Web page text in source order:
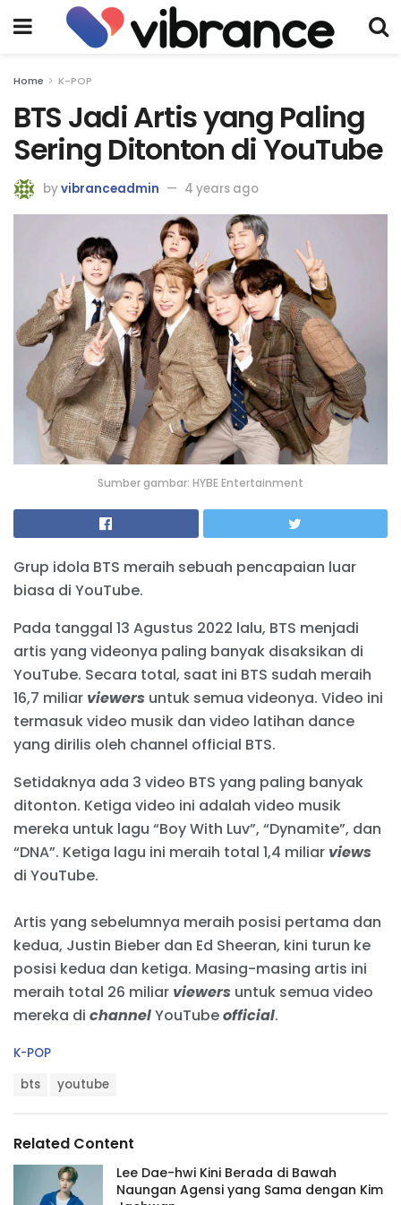
Home K-POP
BTS Jadi Artis yang Paling
Sering Ditonton di YouTube
byvibranceadmin 4 years ago
Sumber gambar: HYBE Entertainment
Grup idola BTS meraih sebuah pencapaian luar
biasa di YouTube.
Pada tanggal 13 Agustus 2022 lalu, BTS menjadi
artis yang videonya paling banyak disaksikan di
YouTube. Secara total, saat ini BTS sudah meraih
16,7 miliar viewers untuk semua videonya. Video ini
termasuk video musik dan video latihan dance
yang dirilis oleh channel official BTS.
Setidaknya ada 3 video BTS yang paling banyak
ditonton. Ketiga video ini adalah video musik
mereka untuk lagu “Boy With Luv”, “Dynamite”, dan
“DNA”. Ketiga lagu ini meraih total 1,4 miliar views
di YouTube.
Artis yang sebelumnya meraih posisi pertama dan
kedua, Justin Bieber dan Ed Sheeran, kini turun ke
posisi kedua dan ketiga. Masing-masing artis ini
meraih total 26 miliar viewers untuk semua video
mereka di channelYouTubeofficial.
C
r
i
K-POP
:
bts youtube
Related Content
Lee Dae-hwi Kini Berada di Bawah
Naungan Agensi yang Sama dengan Kim